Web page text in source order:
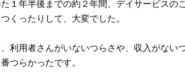
１年半後までの約２年間、デイサービスの
くったりして、大変でした。
利用者さんがいないつらさや、収入がない
つらかったです。